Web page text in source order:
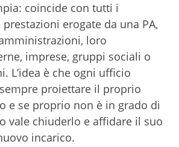
coincide con tutti i
erogate da una PA,
loro
imprese, gruppi sociali o
L’idea è che ogni ufficio
proiettare il proprio
e se proprio non è in grado di
vale chiuderlo e affidare il suo
incarico.